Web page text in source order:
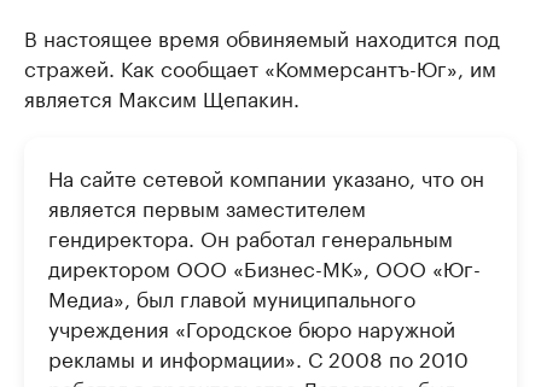
В настоящее время обвиняемый находится под
стражей. Как сообщает «Коммерсантъ-Юг», им
является Максим Щепакин.
На сайте сетевой компании указано, что он
является первым заместителем
гендиректора. Он работал генеральным
директором ООО «Бизнес-МК», ООО «Юг-
Медиа», был главой муниципального
учреждения «Городское бюро наружной
рекламы и информации». С 2008 по 2010